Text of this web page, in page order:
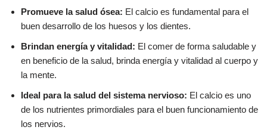
Promueve la salud ósea: El calcio es fundamental para el
buen desarrollo de los huesos y los dientes.
Brindan energía y vitalidad: El comer de forma saludable y
en beneficio de la salud, brinda energía y vitalidad al cuerpo y
la mente.
Ideal para la salud del sistema nervioso: El calcio es uno
de los nutrientes primordiales para el buen funcionamiento de
los nervios.